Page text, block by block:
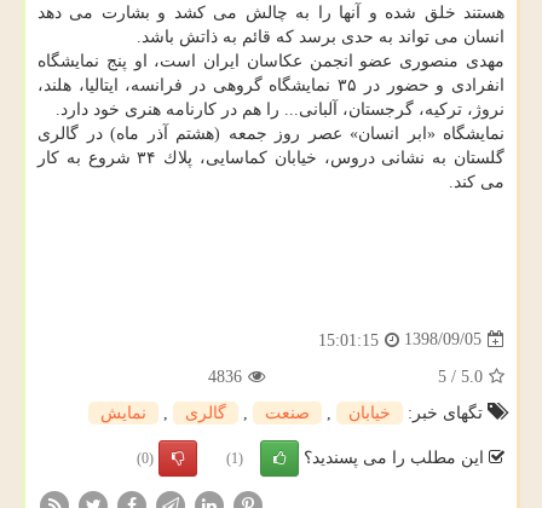
هستند خلق شده و آنها را به چالش می كشد و بشارت می دهد
انسان می تواند به حدی برسد كه قائم به ذاتش باشد.
مهدی منصوری عضو انجمن عكاسان ایران است، او پنج نمایشگاه
انفرادی و حضور در ۳۵ نمایشگاه گروهی در فرانسه، ایتالیا، هلند،
نروژ، تركیه، گرجستان، آلبانی... را هم در كارنامه هنری خود دارد.
نمایشگاه «ابر انسان» عصر روز جمعه (هشتم آذر ماه) در گالری
گلستان به نشانی دروس، خیابان كماسایی، پلاك ۳۴ شروع به كار
می كند.
1398/09/05
15:01:15
5.0
/
5
4836
تگهای خبر:
خیابان , صنعت , گالری , نمایش
این مطلب را می پسندید؟ (1)
(0)